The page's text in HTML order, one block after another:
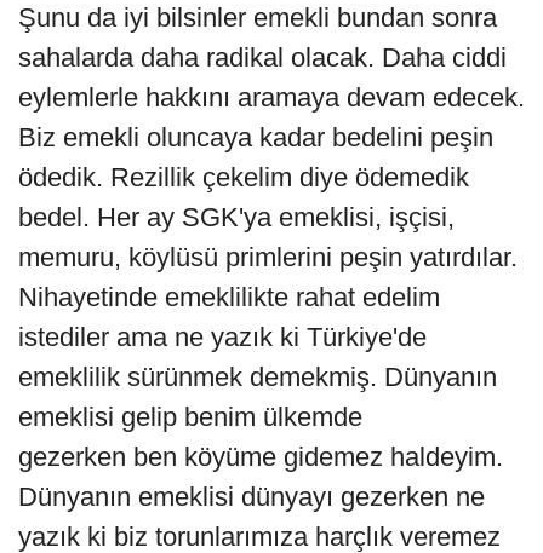
Şunu da iyi bilsinler emekli bundan sonra
sahalarda daha radikal olacak. Daha ciddi
eylemlerle hakkını aramaya devam edecek.
Biz emekli oluncaya kadar bedelini peşin
ödedik. Rezillik çekelim diye ödemedik
bedel. Her ay SGK'ya emeklisi, işçisi,
memuru, köylüsü primlerini peşin yatırdılar.
Nihayetinde emeklilikte rahat edelim
istediler ama ne yazık ki Türkiye'de
emeklilik sürünmek demekmiş. Dünyanın
emeklisi gelip benim ülkemde
gezerken ben köyüme gidemez haldeyim.
Dünyanın emeklisi dünyayı gezerken ne
yazık ki biz torunlarımıza harçlık veremez